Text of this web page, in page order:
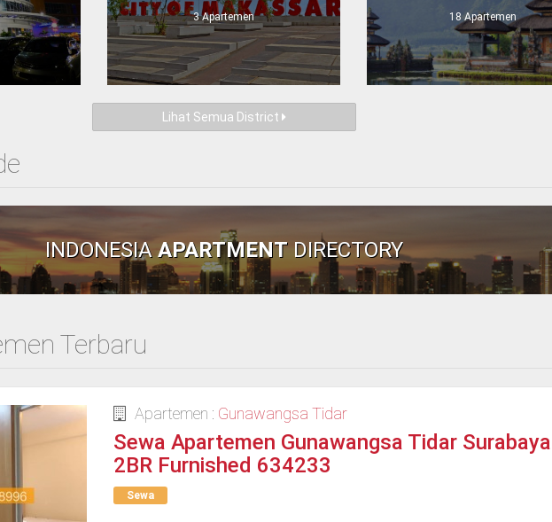
3 Apartemen 18 Apartemen
Lihat Semua District
INDONESIAAPARTMENTDIRECTORY
Terbaru
Apartemen : Gunawangsa Tidar
Sewa Apartemen Gunawangsa Tidar Surabaya
2BR Furnished 634233
Sewa